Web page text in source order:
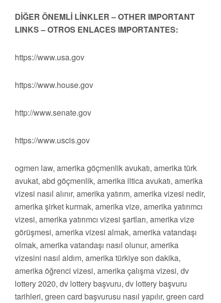
DİĞER ÖNEMLİ LİNKLER – OTHER IMPORTANT
LINKS – OTROS ENLACES IMPORTANTES:
https://www.usa.gov
https://www.house.gov
http://www.senate.gov
https://www.uscis.gov
ogmen law, amerika göçmenlik avukatı, amerika türk
avukat, abd göçmenlik, amerika iltica avukatı, amerika
vizesi nasıl alınır, amerika yatırım, amerika vizesi nedir,
amerika şirket kurmak, amerika vize, amerika yatırımcı
vizesi, amerika yatırımcı vizesi şartları, amerika vize
görüşmesi, amerika vizesi almak, amerika vatandaşı
olmak, amerika vatandaşı nasıl olunur, amerika
vizesini nasıl aldım, amerika türkiye son dakika,
amerika öğrenci vizesi, amerika çalışma vizesi, dv
lottery 2020, dv lottery başvuru, dv lottery başvuru
tarihleri, green card başvurusu nasıl yapılır, green card